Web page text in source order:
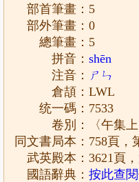
部首筆畫：5
部外筆畫：0
總筆畫：5
拼音：shēn
注音： ㄕㄣ
倉頡：LWL
统一碼：7533
卷別：〈午集上
同文書局本：758頁
武英殿本：3621頁
國語辭典：按此查閱